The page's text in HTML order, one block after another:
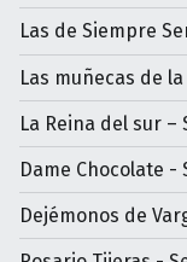
Las de Siempre
Las muñecas de
La Reina del sur –
Dame Chocolate -
Dejémonos de